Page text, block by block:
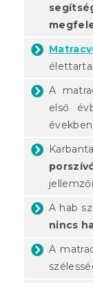
A
első
A hab
nincs
A